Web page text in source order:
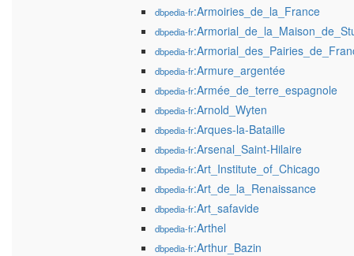
dbpedia-fr:Armoiries_de_la_France
dbpedia-fr
dbpedia-fr
dbpedia-fr:Armure_argentée
dbpedia-fr:Armée_de_terre_espagnole
dbpedia-fr:Arnold_Wyten
dbpedia-fr:Arques-la-Bataille
dbpedia-fr:Arsenal_Saint-Hilaire
dbpedia-fr:Art_Institute_of_Chicago
dbpedia-fr:Art_de_la_Renaissance
dbpedia-fr:Art_safavide
dbpedia-fr:Arthel
dbpedia-fr:Arthur_Bazin